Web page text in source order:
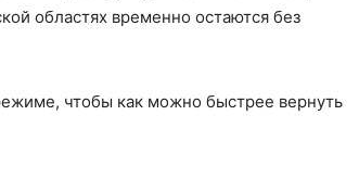
областях временно остаются без
чтобы как можно быстрее вернуть